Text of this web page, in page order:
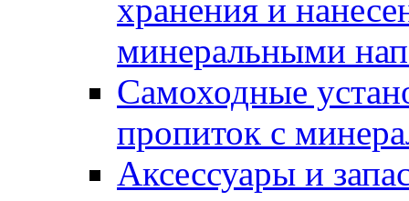
хранения и
минеральными
Самоходные
пропиток с
Аксессуары и